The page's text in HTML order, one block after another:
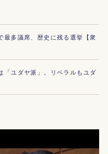
最多議席、歴史に残る選挙【衆
「ユダヤ派」。リベラルもユダ